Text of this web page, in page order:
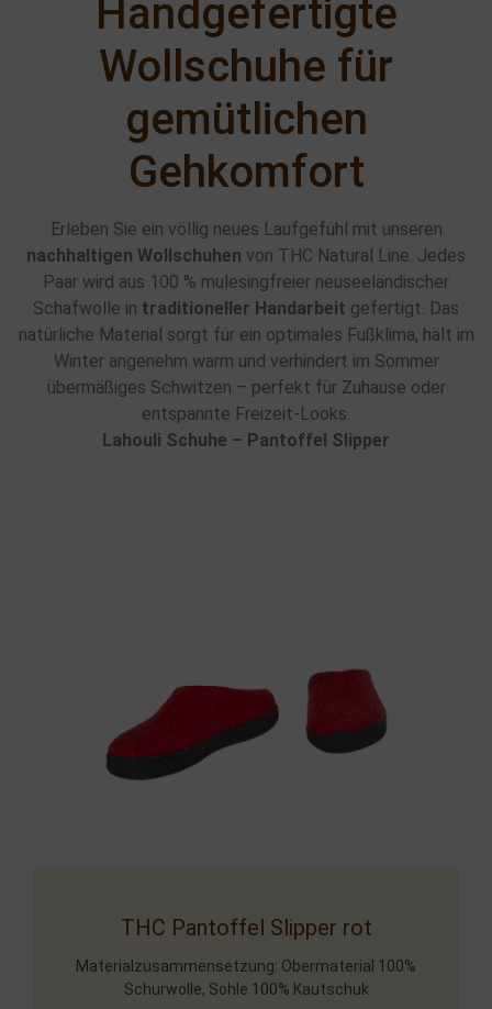
Handwerkskunst aus Nepal
Handwerkskunst aus Nepal
Handwerkskunst aus Nepal
Handgefertigte
Wollschuhe für
gemütlichen
Gehkomfort
Erleben Sie ein völlig neues Laufgefühl mit unseren
nachhaltigen Wollschuhen von THC Natural Line. Jedes
Paar wird aus 100 % mulesingfreier neuseeländischer
Schafwolle in traditioneller Handarbeit gefertigt. Das
natürliche Material sorgt für ein optimales Fußklima, hält im
Winter angenehm warm und verhindert im Sommer
übermäßiges Schwitzen – perfekt für Zuhause oder
entspannte Freizeit-Looks.
Lahouli Schuhe – Pantoffel Slipper
THC Pantoffel Slipper rot
Materialzusammensetzung: Obermaterial 100%
Schurwolle, Sohle 100% Kautschuk